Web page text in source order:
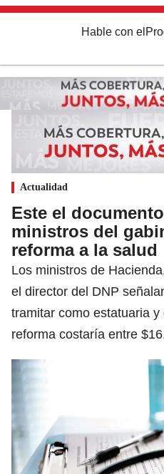
Hable con el
Actualidad
Este el
ministros del
reforma a la salud
Los ministros de
el director del DNP
tramitar como estatuaria
reforma costaría entre